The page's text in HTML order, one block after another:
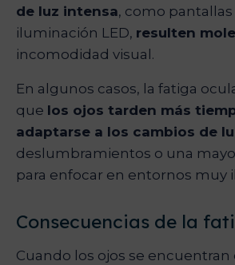
de luz intensa, como
iluminación LED, resulten
incomodidad visual.
En algunos casos, la fatiga
que los ojos tarden más
adaptarse a los cambios de
deslumbramientos o una
para enfocar en entornos muy
Consecuencias de la
Cuando los ojos se